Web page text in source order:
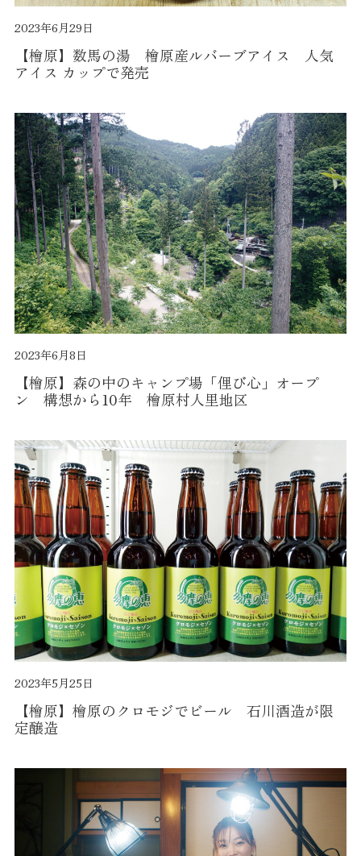
2023年6月29日
【檜原】数馬の湯 檜原産ルバーブアイス 人気
アイス カップで発売
2023年6月8日
【檜原】森の中のキャンプ場「俚び心」オープ
ン 構想から10年 檜原村人里地区
2023年5月25日
【檜原】檜原のクロモジでビール 石川酒造が限
定醸造